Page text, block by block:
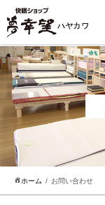
ホーム お問い合わせ